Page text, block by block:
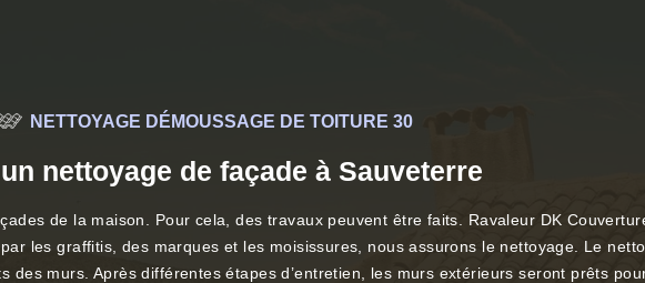
NETTOYAGE DÉMOUSSAGE DE TOITURE 30
nettoyage de façade à Sauveterre
de la maison. Pour cela, des travaux peuvent être faits. Ravaleur DK
les graffitis, des marques et les moisissures, nous assurons le nettoyage. Le
des murs. Après différentes étapes d’entretien, les murs extérieurs seront prêts